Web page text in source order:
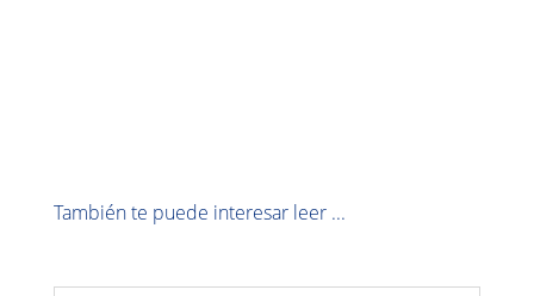
También te puede interesar leer ...